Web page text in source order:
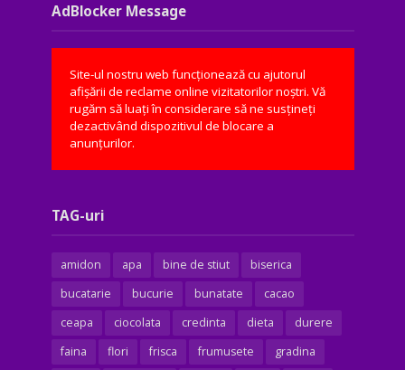
AdBlocker Message
Site-ul nostru web funcționează cu ajutorul
afișării de reclame online vizitatorilor noștri. Vă
rugăm să luați în considerare să ne susțineți
dezactivând dispozitivul de blocare a
anunțurilor.
TAG-uri
amidon apa bine de stiut
biserica
bucatarie
bucurie bunatate
cacao
ceapa
ciocolata credinta dieta
durere
faina
flori frisca frumusete gradina